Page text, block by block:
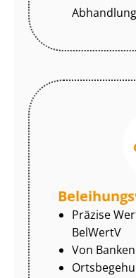
Präzise
BelWertV
Von